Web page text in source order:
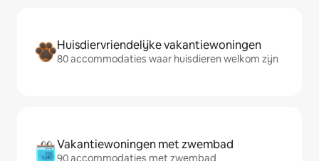
Huisdiervriendelijke vakantiewoningen
80 accommodaties waar huisdieren welkom zijn
Vakantiewoningen met zwembad
90 accommodaties met zwembad